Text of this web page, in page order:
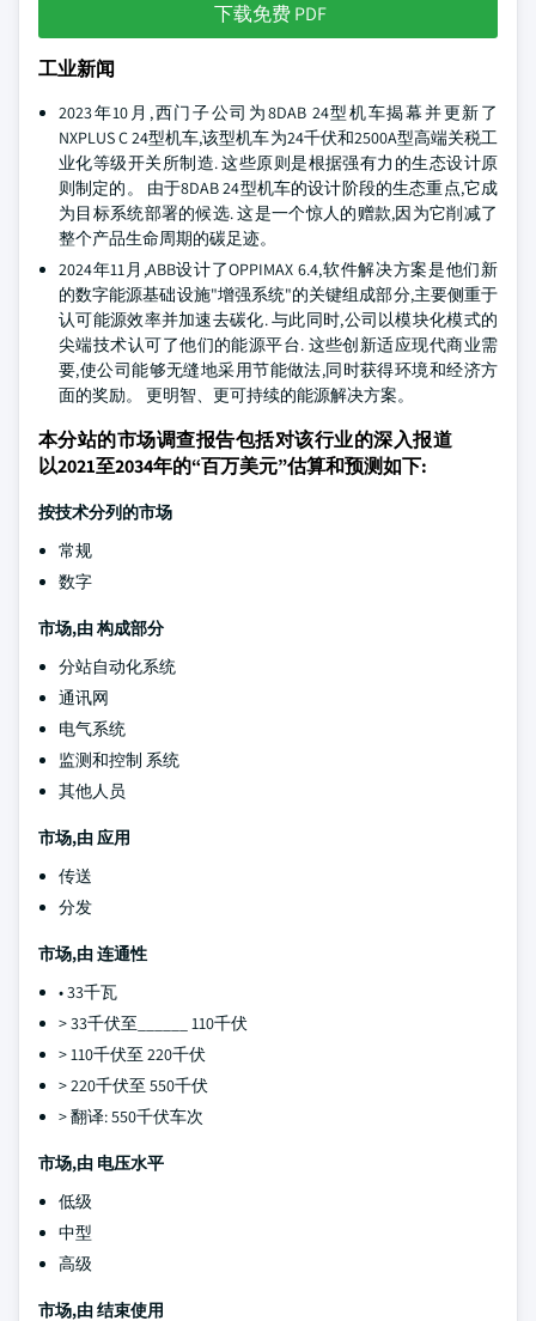
下载免费 PDF
工业新闻
2023年10月,西门子公司为8DAB 24型机车揭幕并更新了
NXPLUS C 24型机车,该型机车为24千伏和2500A型高端关税工
业化等级开关所制造. 这些原则是根据强有力的生态设计原
则制定的。 由于8DAB 24型机车的设计阶段的生态重点,它成
为目标系统部署的候选. 这是一个惊人的赠款,因为它削减了
整个产品生命周期的碳足迹。
2024年11月,ABB设计了OPPIMAX 6.4,软件解决方案是他们新
的数字能源基础设施"增强系统"的关键组成部分,主要侧重于
认可能源效率并加速去碳化. 与此同时,公司以模块化模式的
尖端技术认可了他们的能源平台. 这些创新适应现代商业需
要,使公司能够无缝地采用节能做法,同时获得环境和经济方
面的奖励。 更明智、更可持续的能源解决方案。
本分站的市场调查报告包括对该行业的深入报道
以2021至2034年的“百万美元”估算和预测如下:
按技术分列的市场
常规
数字
市场,由构成部分
分站自动化系统
通讯网
电气系统
监测和控制 系统
其他人员
市场,由应用
传送
分发
市场,由连通性
• 33千瓦
> 33千伏至______ 110千伏
> 110千伏至 220千伏
> 220千伏至 550千伏
> 翻译: 550千伏车次
市场,由 电压水平
低级
中型
高级
市场,由结束使用